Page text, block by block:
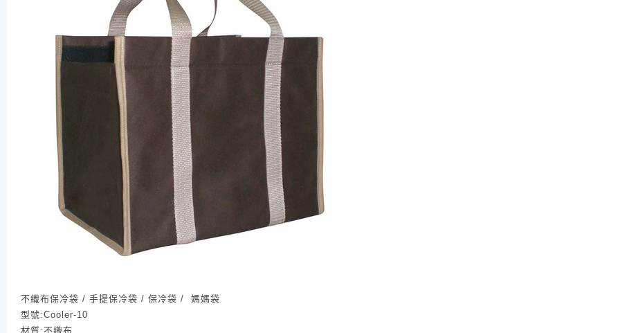
不織布保冷袋 / 手提保冷袋 / 保冷袋 / 媽媽袋
型號:Cooler-10
材質:不織布